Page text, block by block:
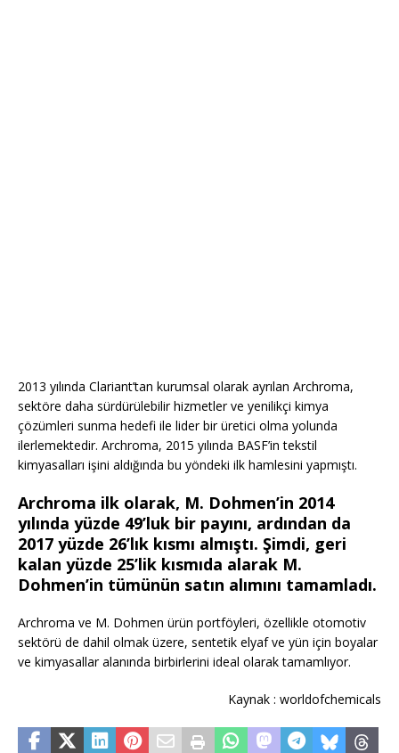
2013 yılında Clariant’tan kurumsal olarak ayrılan Archroma,
sektöre daha sürdürülebilir hizmetler ve yenilikçi kimya
çözümleri sunma hedefi ile lider bir üretici olma yolunda
ilerlemektedir. Archroma, 2015 yılında BASF’in tekstil
kimyasalları işini aldığında bu yöndeki ilk hamlesini yapmıştı.
Archroma ilk olarak, M. Dohmen’in 2014
yılında yüzde 49’luk bir payını, ardından da
2017 yüzde 26’lık kısmı almıştı. Şimdi, geri
kalan yüzde 25’lik kısmıda alarak M.
Dohmen’in tümünün satın alımını tamamladı.
Archroma ve M. Dohmen ürün portföyleri, özellikle otomotiv
sektörü de dahil olmak üzere, sentetik elyaf ve yün için boyalar
ve kimyasallar alanında birbirlerini ideal olarak tamamlıyor.
Kaynak : worldofchemicals